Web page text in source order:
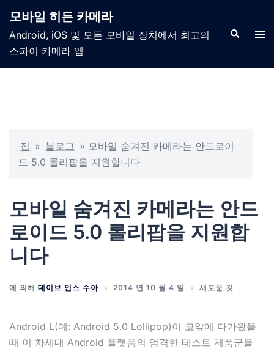
모바일 히든 카메라
Android, iOS 및 모든 모바일 장치에서 최고의
스파이 카메라 앱
집 » 블로그 » 모바일 숨겨진 카메라는 안드로이
드 5.0 롤리팝을 지원합니다
모바일 숨겨진 카메라는 안드
로이드 5.0 롤리팝을 지원합
니다
에 의해 데이브 인스 수아 2014 년 10 월 4 일 새로운 것
Android L(예: Android 5.0 Lollipop)이 코앞에 다가왔을
때 이 차세대 Android 플랫폼의 엄격한 테스트 제품군을